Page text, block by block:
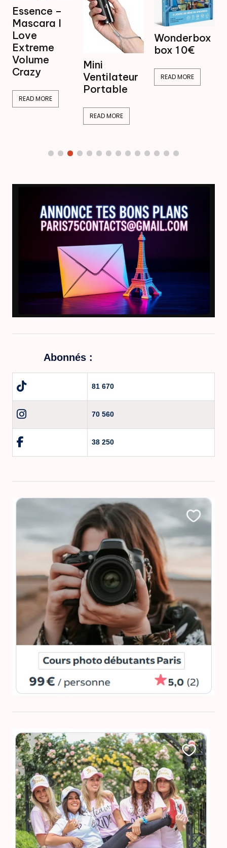
Mini
Ventilateur
Portable
Wonderbox
box 1 0€
READ MORE
Mini
Ventilateur
Brumisateur
16,99€
Abonnés :
81 670
70 560
38 250